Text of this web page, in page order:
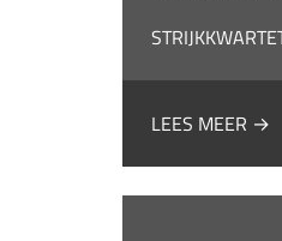
LEES MEER →